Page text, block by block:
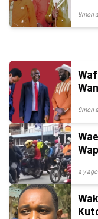
9mon
9mon
a y ago